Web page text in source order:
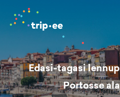
Edasi-tagasi
Portosse